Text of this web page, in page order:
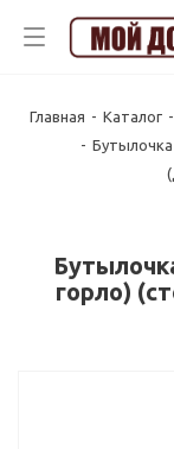
Главная - Каталог -
-
горло)